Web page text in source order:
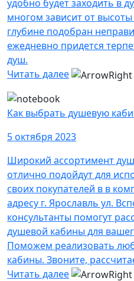
удобно будет заходить в
многом зависит от
глубине подобран
ежедневно придется
душ.
Читать далее
Как выбрать душевую
5 октября 2023
Широкий ассортимент
отлично подойдут для
своих покупателей в в
адресу г. Ярославль ул.
консультанты помогут
душевой кабины для
Поможем реализовать
кабины. Звоните,
Читать далее